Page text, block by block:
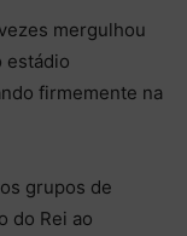
mergulhou
estádio
firmemente na
grupos de
do Rei ao